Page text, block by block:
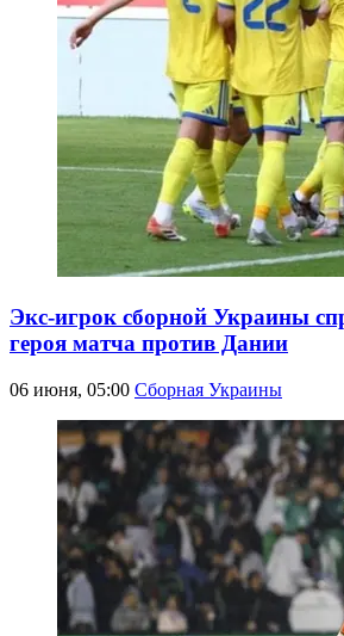
Экс-игрок сборной Украины
героя матча против Дании
06 июня, 05:00 Сборная Украины